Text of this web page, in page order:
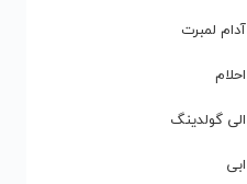
آدام لمبرت
احلام
الی گولدینگ
ابی